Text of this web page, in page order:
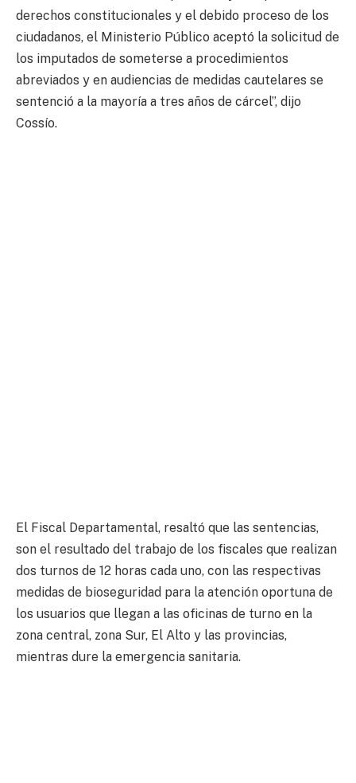
derechos constitucionales y el debido proceso de los
ciudadanos, el Ministerio Público aceptó la solicitud de
los imputados de someterse a procedimientos
abreviados y en audiencias de medidas cautelares se
sentenció a la mayoría a tres años de cárcel”, dijo
Cossío.
El Fiscal Departamental, resaltó que las sentencias,
son el resultado del trabajo de los fiscales que realizan
dos turnos de 12 horas cada uno, con las respectivas
medidas de bioseguridad para la atención oportuna de
los usuarios que llegan a las oficinas de turno en la
zona central, zona Sur, El Alto y las provincias,
mientras dure la emergencia sanitaria.